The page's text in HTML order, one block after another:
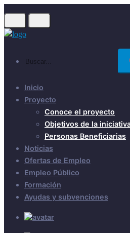
main
Inicio
Proyecto
Conoce el proyecto
Objetivos de la
Personas Beneficiarias
Noticias
Ofertas de Empleo
Empleo Público
Formación
Ayudas y subvenciones